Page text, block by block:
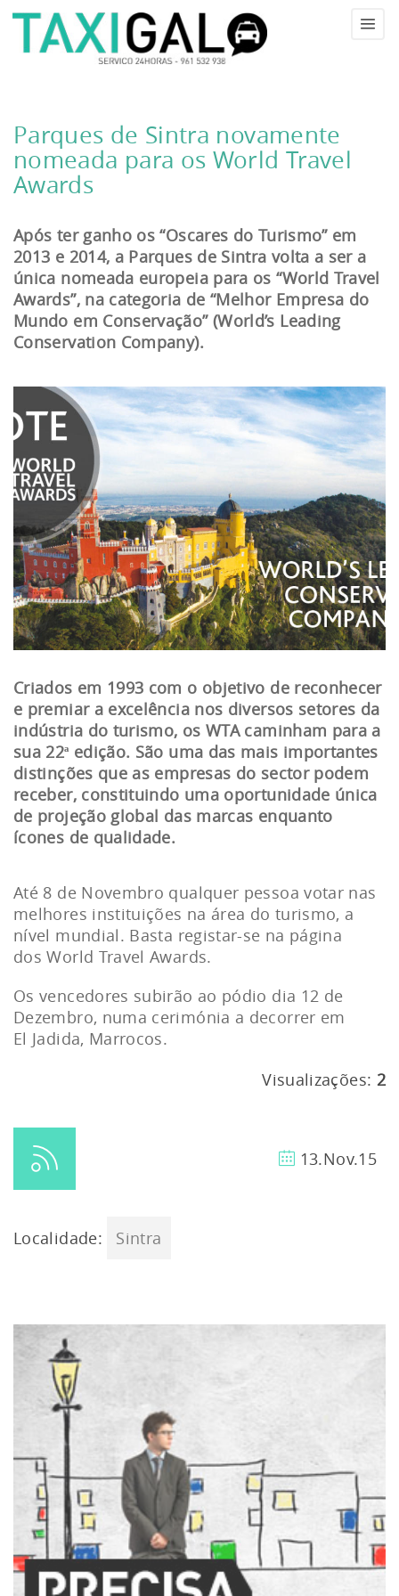
Blog
Parques de Sintra novamente
nomeada para os World Travel
Awards
Após ter ganho os “Oscares do Turismo” em
2013 e 2014, a Parques de Sintra volta a ser a
única nomeada europeia para os “World Travel
Awards”, na categoria de “Melhor Empresa do
Mundo em Conservação” (World’s Leading
Conservation Company).
Criados em 1993 com o objetivo de reconhecer
e premiar a excelência nos diversos setores da
indústria do turismo, os WTA caminham para a
sua 22ª edição. São uma das mais importantes
distinções que as empresas do sector podem
receber, constituindo uma oportunidade única
de projeção global das marcas enquanto
ícones de qualidade.
Até 8 de Novembro qualquer pessoa votar nas
melhores instituições na área do turismo, a
nível mundial. Basta registar-se na página
dos World Travel Awards.
Os vencedores subirão ao pódio dia 12 de
Dezembro, numa cerimónia a decorrer em
El Jadida, Marrocos.
Visualizações: 2
13.Nov.15
Localidade: Sintra